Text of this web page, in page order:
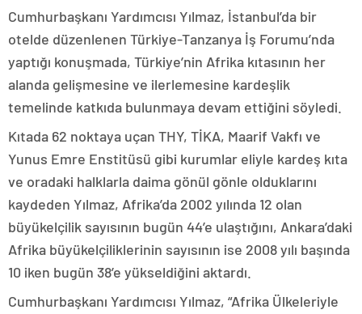
Cumhurbaşkanı Yardımcısı Yılmaz, İstanbul’da bir
otelde düzenlenen Türkiye-Tanzanya İş Forumu’nda
yaptığı konuşmada, Türkiye’nin Afrika kıtasının her
alanda gelişmesine ve ilerlemesine kardeşlik
temelinde katkıda bulunmaya devam ettiğini söyledi.
Kıtada 62 noktaya uçan THY, TİKA, Maarif Vakfı ve
Yunus Emre Enstitüsü gibi kurumlar eliyle kardeş kıta
ve oradaki halklarla daima gönül gönle olduklarını
kaydeden Yılmaz, Afrika’da 2002 yılında 12 olan
büyükelçilik sayısının bugün 44’e ulaştığını, Ankara’daki
Afrika büyükelçiliklerinin sayısının ise 2008 yılı başında
10 iken bugün 38’e yükseldiğini aktardı.
Cumhurbaşkanı Yardımcısı Yılmaz, “Afrika Ülkeleriyle